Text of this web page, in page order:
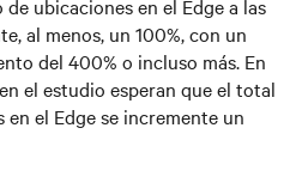
ubicaciones en el Edge a las
al menos, un 100%, con un
del 400% o incluso más. En
el estudio esperan que el total
el Edge se incremente un